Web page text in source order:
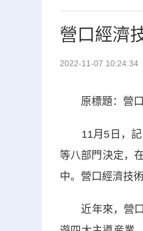
營口經濟
2022-11-07 10:24:34
原標題：營口
11月5日，記
等八部門決定，
中。營口經濟技
近年來，營口